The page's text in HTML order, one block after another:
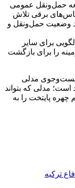
حمل‌ونقل عمومی
برقی تلاش
وضعیت حمل‌ونقل و
برای سایر
را برای بازگشت
جست‌وجوی مدلی
است؛ مدلی که بتواند
پایتخت را به